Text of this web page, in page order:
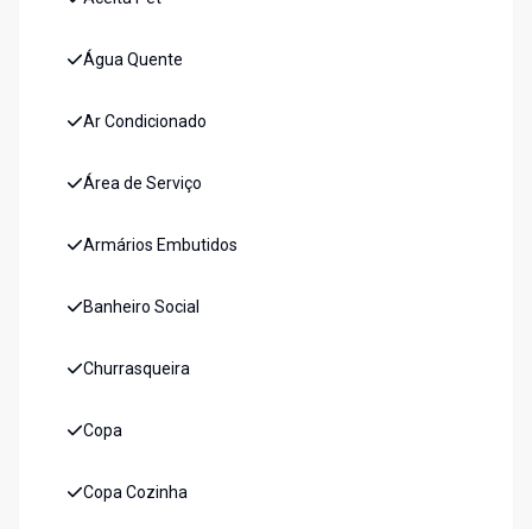
Água Quente
Ar Condicionado
Área de Serviço
Armários Embutidos
Banheiro Social
Churrasqueira
Copa
Copa Cozinha